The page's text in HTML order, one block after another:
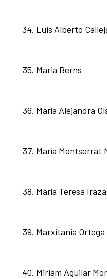
Luis Alberto
Maria Berns
María Alejandra
María Montserrat
María Teresa
Marxitania Ortega
Miriam Aguilar